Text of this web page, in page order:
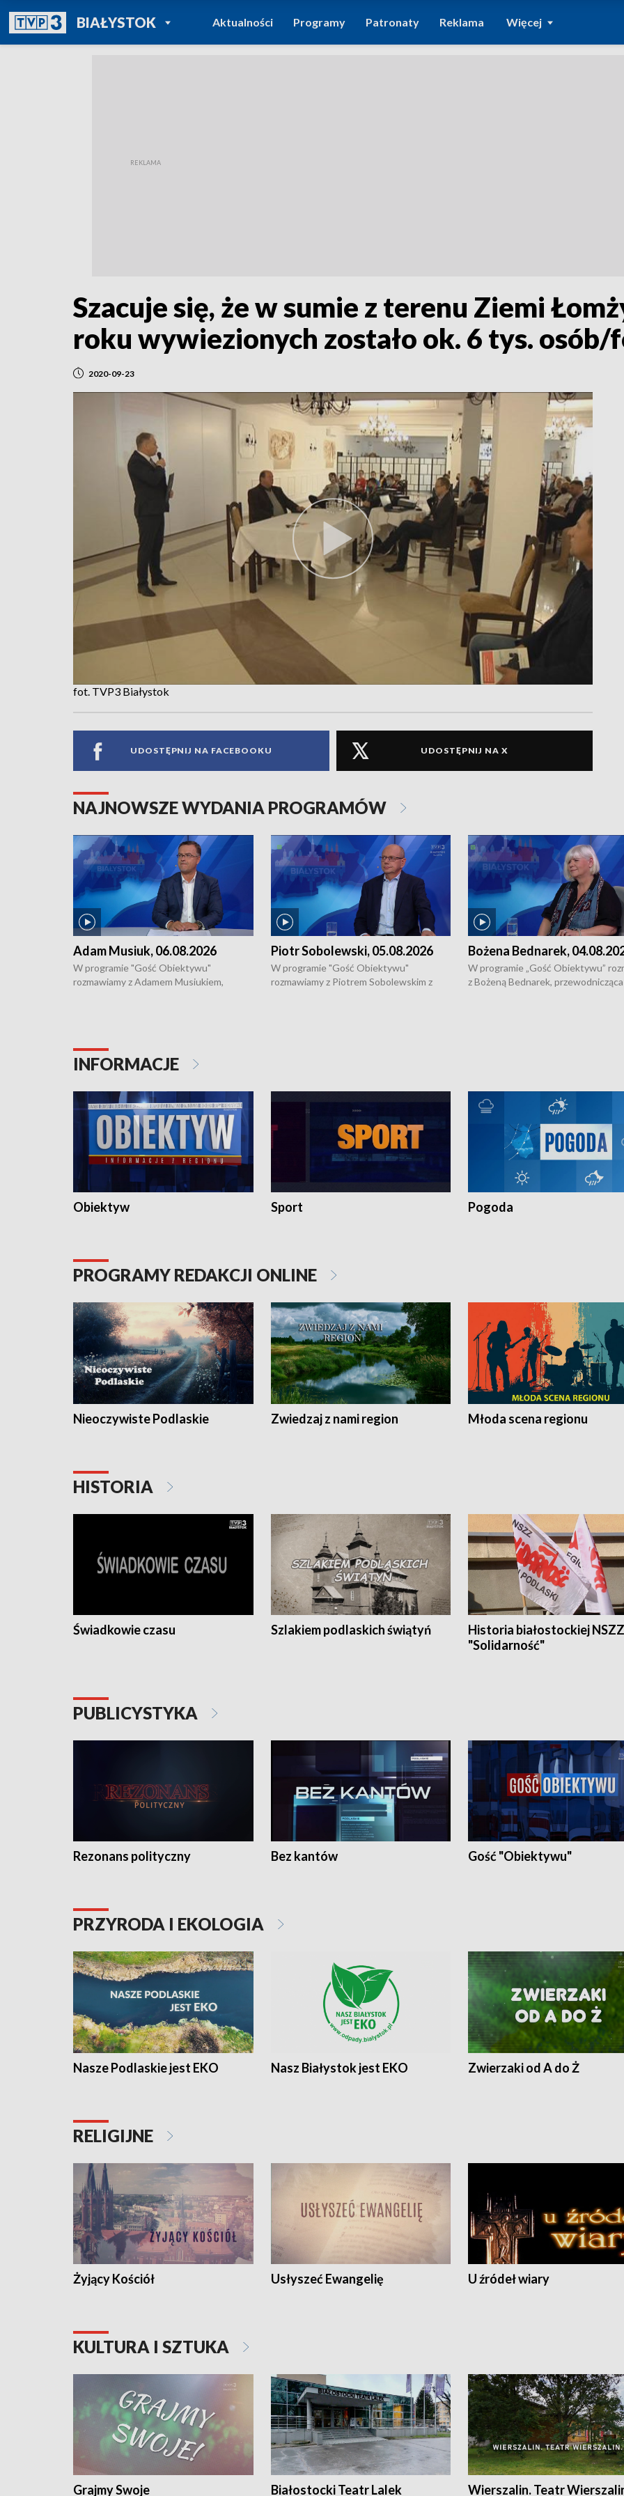
BIAŁYSTOKPOWRÓT DO
TVP REGIONY
Aktualności Programy Patronaty Reklama Więcej
Szacuje się, że w sumie z terenu Ziemi
roku wywiezionych zostało ok. 6 tys. osób/
2020-09-23
fot. TVP3 Białystok
UDOSTĘPNIJ NA FACEBOOKU UDOSTĘPNIJ NA X
NAJNOWSZE WYDANIA PROGRAMÓW
Adam Musiuk, 06.08.2026
W programie "Gość Obiektywu"
rozmawiamy z Adamem Musiukiem,
Piotr Sobolewski, 05.08.2026
W programie "Gość Obiektywu"
rozmawiamy z Piotrem Sobolewskim z
Bożena Bednarek,
W programie „Gość Obiektywu”
z Bożeną Bednarek, przewodnicząca
INFORMACJE
Obiektyw Sport Pogoda
PROGRAMY REDAKCJI ONLINE
Nieoczywiste Podlaskie Zwiedzaj z nami region Młoda scena regionu
HISTORIA
Świadkowie czasu Szlakiem podlaskich świątyń
Historia białostockiej NSZZ
"Solidarność"
PUBLICYSTYKA
Rezonans polityczny Bez kantów Gość "Obiektywu"
PRZYRODA I EKOLOGIA
Nasze Podlaskie jest EKO Nasz Białystok jest EKO Zwierzaki od A do Ż
RELIGIJNE
Żyjący Kościół Usłyszeć Ewangelię U źródeł wiary
KULTURA I SZTUKA
Grajmy Swoje Białostocki Teatr Lalek Wierszalin. Teatr